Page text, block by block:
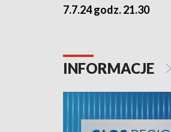
7.7.24 godz. 21.30
INFORMACJE